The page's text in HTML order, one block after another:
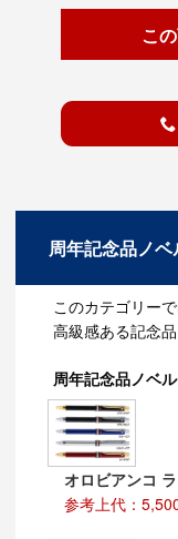
今治タ
めに、
今治
逆を
秒以
今治タ
今治
糸を撚
200近
オルの
が認め
今治ブ
今治の
「水」
こ
周年記念品ノ
このカテゴリー
高級感ある記念
周年記念品ノベ
オロビアンコ
参考上代：